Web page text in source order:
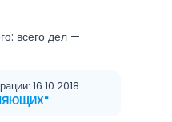
всего дел —
16.10.2018.
.